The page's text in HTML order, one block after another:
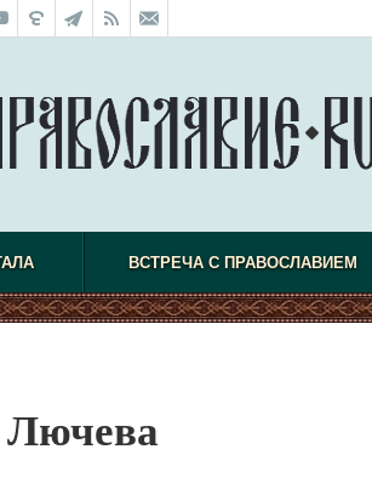
ВСТРЕЧА С ПРАВОСЛАВИЕМ